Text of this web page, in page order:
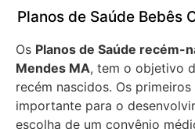
Planos de Saúde Bebês
Os Planos de Saúde recém-
Mendes MA, tem o objetivo
recém nascidos. Os
importante para o
escolha de um convênio